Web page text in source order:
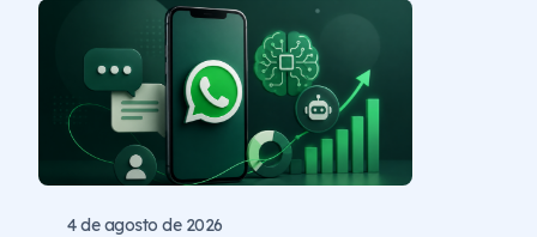
4 de agosto de 2026